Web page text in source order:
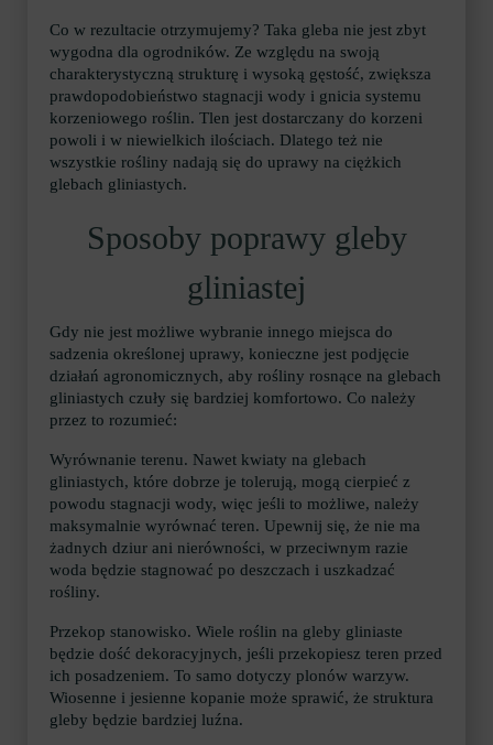
Co w rezultacie otrzymujemy? Taka gleba nie jest zbyt
wygodna dla ogrodników. Ze względu na swoją
charakterystyczną strukturę i wysoką gęstość, zwiększa
prawdopodobieństwo stagnacji wody i gnicia systemu
korzeniowego roślin. Tlen jest dostarczany do korzeni
powoli i w niewielkich ilościach. Dlatego też nie
wszystkie rośliny nadają się do uprawy na ciężkich
glebach gliniastych.
Sposoby poprawy gleby
gliniastej
Gdy nie jest możliwe wybranie innego miejsca do
sadzenia określonej uprawy, konieczne jest podjęcie
działań agronomicznych, aby rośliny rosnące na glebach
gliniastych czuły się bardziej komfortowo. Co należy
przez to rozumieć:
Wyrównanie terenu. Nawet kwiaty na glebach
gliniastych, które dobrze je tolerują, mogą cierpieć z
powodu stagnacji wody, więc jeśli to możliwe, należy
maksymalnie wyrównać teren. Upewnij się, że nie ma
żadnych dziur ani nierówności, w przeciwnym razie
woda będzie stagnować po deszczach i uszkadzać
rośliny.
Przekop stanowisko. Wiele roślin na gleby gliniaste
będzie dość dekoracyjnych, jeśli przekopiesz teren przed
ich posadzeniem. To samo dotyczy plonów warzyw.
Wiosenne i jesienne kopanie może sprawić, że struktura
gleby będzie bardziej luźna.